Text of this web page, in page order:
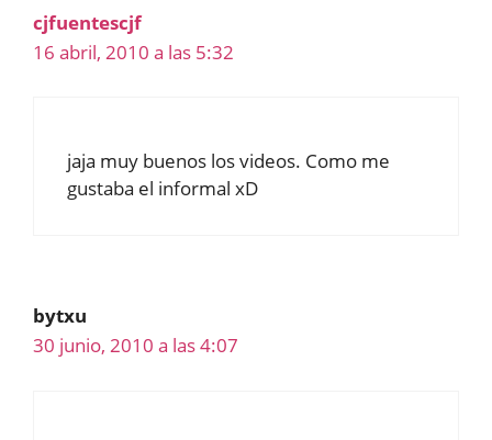
cjfuentescjf
16 abril, 2010 a las 5:32
jaja muy buenos los videos. Como me
gustaba el informal xD
bytxu
30 junio, 2010 a las 4:07